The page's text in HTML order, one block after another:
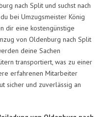
nach Split und suchst nach
bei Umzugsmeister König
dir eine kostengünstige
von Oldenburg nach Split
deine Sachen
transportiert, was zu einer
erfahrenen Mitarbeiter
sicher und zuverlässig an